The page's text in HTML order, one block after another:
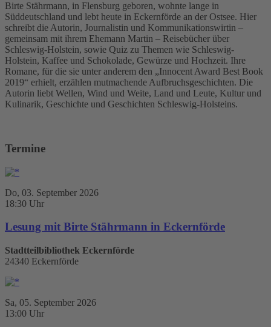
Birte Stährmann, in Flensburg geboren, wohnte lange in
Süddeutschland und lebt heute in Eckernförde an der Ostsee. Hier
schreibt die Autorin, Journalistin und Kommunikationswirtin –
gemeinsam mit ihrem Ehemann Martin – Reisebücher über
Schleswig-Holstein, sowie Quiz zu Themen wie Schleswig-
Holstein, Kaffee und Schokolade, Gewürze und Hochzeit. Ihre
Romane, für die sie unter anderem den „Innocent Award Best Book
2019“ erhielt, erzählen mutmachende Aufbruchsgeschichten. Die
Autorin liebt Wellen, Wind und Weite, Land und Leute, Kultur und
Kulinarik, Geschichte und Geschichten Schleswig-Holsteins.
Termine
Do, 03. September 2026
18:30 Uhr
Lesung mit Birte Stährmann in Eckernförde
Stadtteilbibliothek Eckernförde
24340 Eckernförde
Sa, 05. September 2026
13:00 Uhr